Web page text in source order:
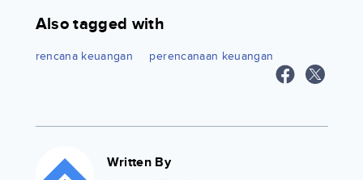
Also tagged with
rencana keuangan perencanaan keuangan
Written By